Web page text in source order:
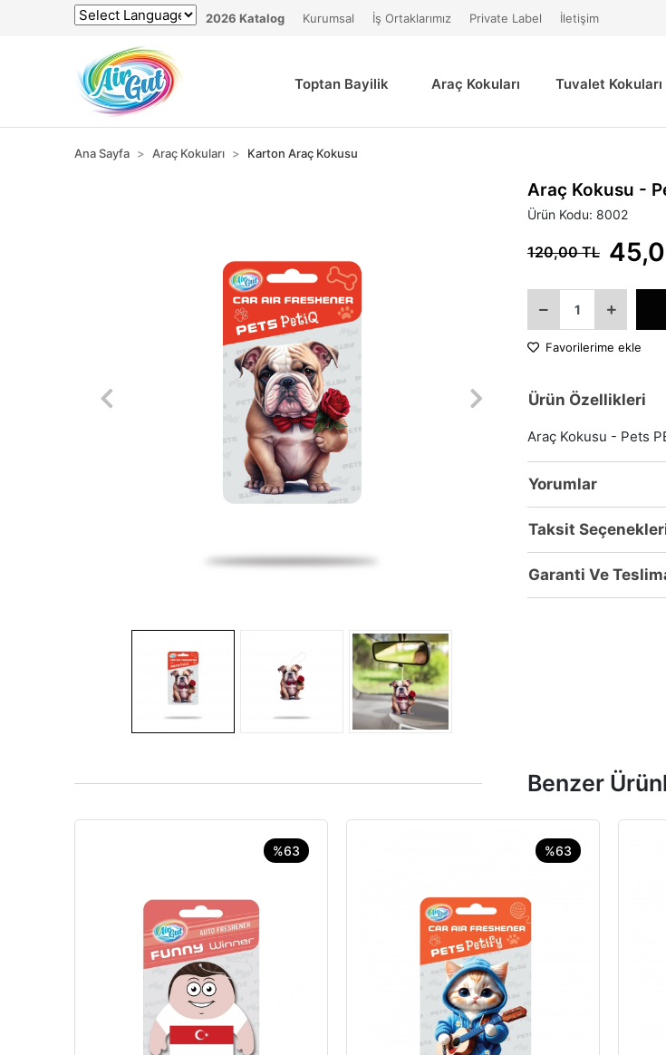
2026 Katalog Kurumsal İş Ortaklarımız Private Label İletişim
Toptan Bayilik Araç Kokuları Tuvalet Kokuları
Ana Sayfa Araç Kokuları Karton Araç Kokusu
Araç Kokusu -
Ürün Kodu: 8002
120,00 TL
Favorilerime ekle
Ürün Özellikleri
Araç Kokusu - Pets
Yorumlar
Taksit
Garanti Ve
Benzer
%63 %63